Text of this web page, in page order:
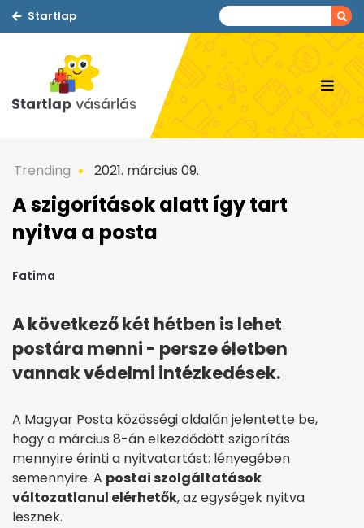
Startlap
Trending 2021. március 09.
A szigorítások alatt így tart
nyitva a posta
Fatima
A következő két hétben is lehet
postára menni - persze életben
vannak védelmi intézkedések.
A Magyar Posta közösségi oldalán jelentette be,
hogy a március 8-án elkezdődött szigorítás
mennyire érinti a nyitvatartást: lényegében
semennyire. A postai szolgáltatások
változatlanul elérhetők, az egységek nyitva
lesznek.